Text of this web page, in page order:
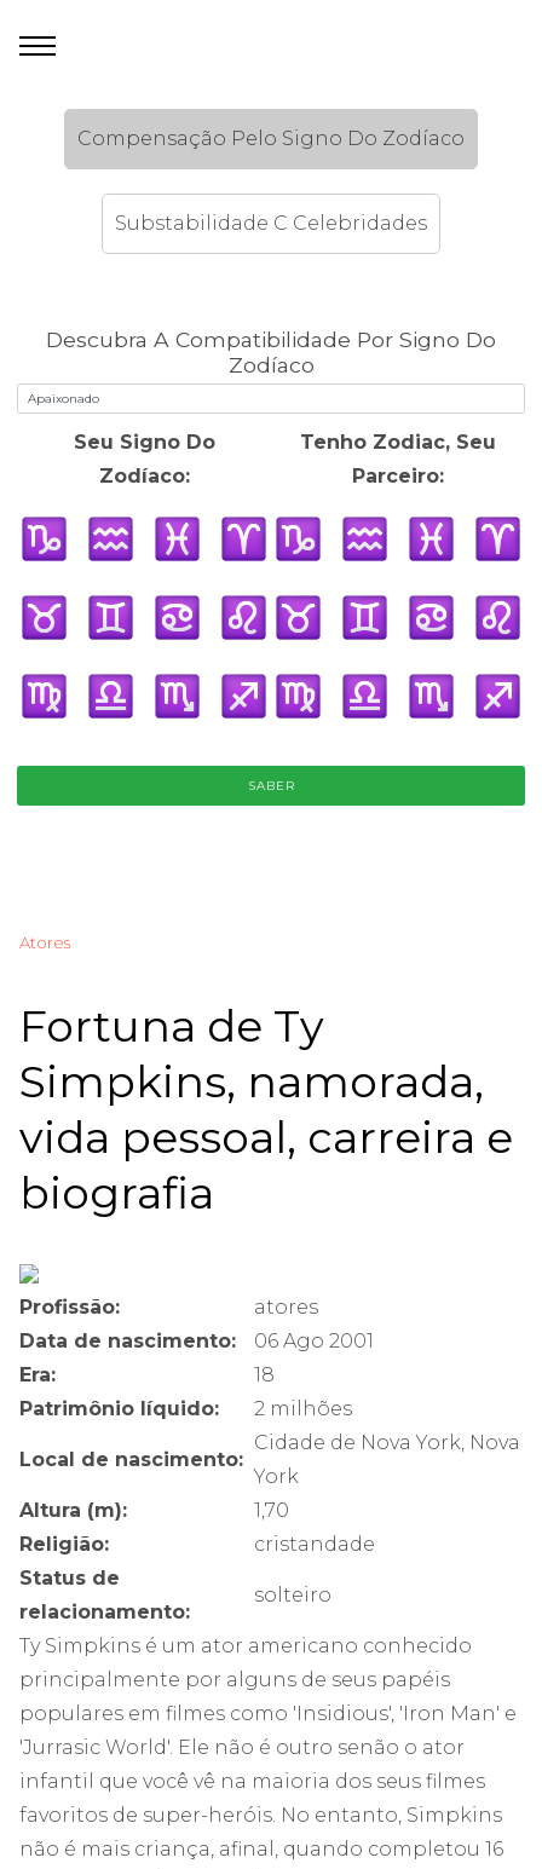
Compensação Pelo Signo Do Zodíaco
Substabilidade C Celebridades
Descubra A Compatibilidade Por Signo Do
Zodíaco
Seu Signo Do
Zodíaco:
Tenho Zodiac, Seu
Parceiro:
SABER
Atores
Fortuna de Ty
Simpkins, namorada,
vida pessoal, carreira e
biografia
Profissão:
atores
Data de nascimento:
06 Ago 2001
Era:
18
Patrimônio líquido:
2 milhões
Local de nascimento:
Cidade de Nova York, Nova
York
Altura (m):
1,70
Religião:
cristandade
Status de
relacionamento:
solteiro
Ty Simpkins é um ator americano conhecido
principalmente por alguns de seus papéis
populares em filmes como 'Insidious', 'Iron Man' e
'Jurrasic World'. Ele não é outro senão o ator
infantil que você vê na maioria dos seus filmes
favoritos de super-heróis. No entanto, Simpkins
não é mais criança, afinal, quando completou 16